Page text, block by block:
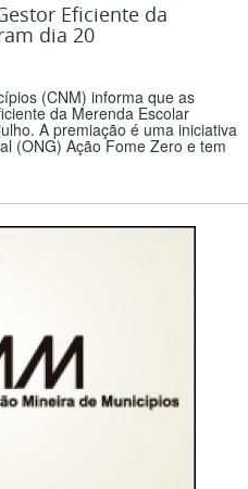
Eficiente da
dia 20
(CNM) informa que as
da Merenda Escolar
A premiação é uma iniciativa
(ONG) Ação Fome Zero e tem